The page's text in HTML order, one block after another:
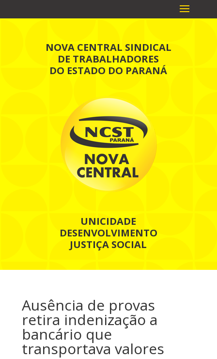
NOVA CENTRAL SINDICAL
DE TRABALHADORES
DO ESTADO DO PARANÁ
UNICIDADE
DESENVOLVIMENTO
JUSTIÇA SOCIAL
Ausência de provas
retira indenização a
bancário que
transportava valores